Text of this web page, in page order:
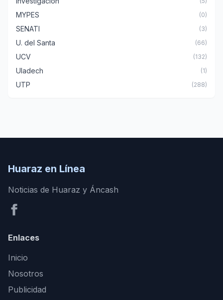
MYPES (0)
SENATI (3)
U. del Santa (66)
UCV (132)
Uladech (1)
UTP (288)
Huaraz en Línea
Noticias de Huaraz y Áncash
Enlaces
Inicio
Nosotros
Publicidad